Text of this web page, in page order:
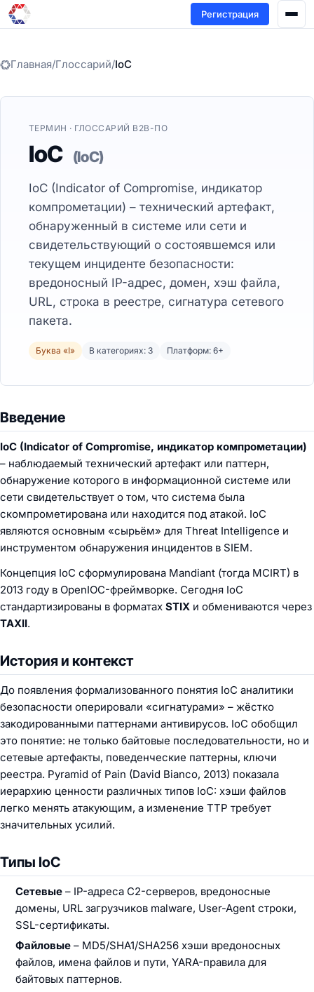
Регистрация
Главная/Глоссарий/IoC
ТЕРМИН · ГЛОССАРИЙ B2B-ПО
IoC (IoC)
IoC (Indicator of Compromise, индикатор
компрометации) – технический артефакт,
обнаруженный в системе или сети и
свидетельствующий о состоявшемся или
текущем инциденте безопасности:
вредоносный IP-адрес, домен, хэш файла,
URL, строка в реестре, сигнатура сетевого
пакета.
Буква «I» В категориях: 3 Платформ: 6+
Введение
IoC (Indicator of Compromise, индикатор компрометации)
– наблюдаемый технический артефакт или паттерн,
обнаружение которого в информационной системе или
сети свидетельствует о том, что система была
скомпрометирована или находится под атакой. IoC
являются основным «сырьём» для Threat Intelligence и
инструментом обнаружения инцидентов в SIEM.
Концепция IoC сформулирована Mandiant (тогда MCIRT) в
2013 году в OpenIOC-фреймворке. Сегодня IoC
стандартизированы в форматах STIX и обмениваются через
TAXII.
История и контекст
До появления формализованного понятия IoC аналитики
безопасности оперировали «сигнатурами» – жёстко
закодированными паттернами антивирусов. IoC обобщил
это понятие: не только байтовые последовательности, но и
сетевые артефакты, поведенческие паттерны, ключи
реестра. Pyramid of Pain (David Bianco, 2013) показала
иерархию ценности различных типов IoC: хэши файлов
легко менять атакующим, а изменение TTP требует
значительных усилий.
Типы IoC
Сетевые – IP-адреса C2-серверов, вредоносные
домены, URL загрузчиков malware, User-Agent строки,
SSL-сертификаты.
Файловые – MD5/SHA1/SHA256 хэши вредоносных
файлов, имена файлов и пути, YARA-правила для
байтовых паттернов.